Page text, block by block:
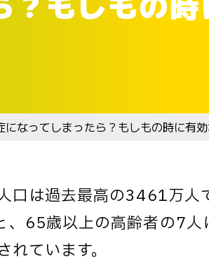
になってしまったら？もしもの時に有
は過去最高の3461万人で
65歳以上の高齢者の7人
ています。